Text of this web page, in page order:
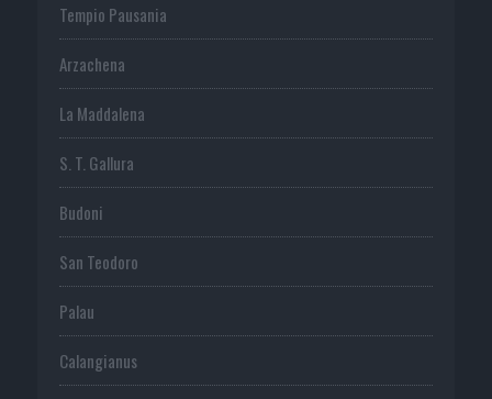
Tempio Pausania
Arzachena
La Maddalena
S. T. Gallura
Budoni
San Teodoro
Palau
Calangianus